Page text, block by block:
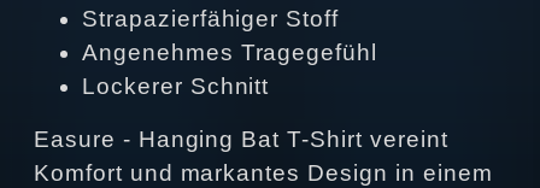
Strapazierfähiger Stoff
Angenehmes Tragegefühl
Lockerer Schnitt
Easure - Hanging Bat T-Shirt vereint
Komfort und markantes Design in einem